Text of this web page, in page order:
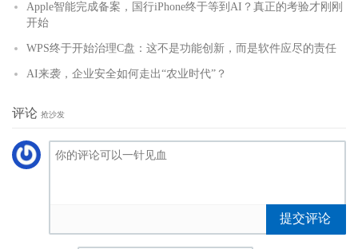
Apple智能完成备案，国行iPhone终于等到AI？真正的考验才刚刚
开始
WPS终于开始治理C盘：这不是功能创新，而是软件应尽的责任
AI来袭，企业安全如何走出“农业时代”？
评论 抢沙发
提交评论